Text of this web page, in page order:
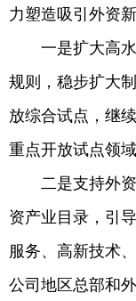
力塑造吸引外资
一是扩大高水
规则，稳步扩大
放综合试点，继
重点开放试点领
二是支持外资
资产业目录，引
服务、高新技术
公司地区总部和